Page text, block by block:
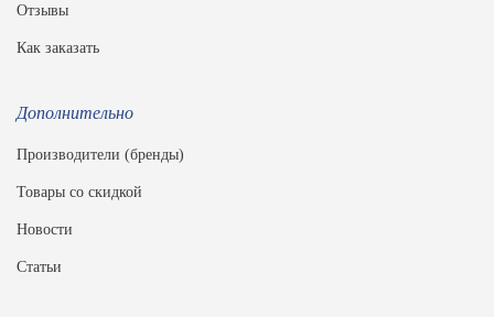
Отзывы
Как заказать
Дополнительно
Производители (бренды)
Товары со скидкой
Новости
Статьи